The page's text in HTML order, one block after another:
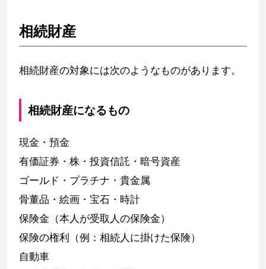
相続財産
相続財産の対象には次のようなものがあります。
相続財産になるもの
現金・預金
有価証券・株・投資信託・暗号資産
ゴールド・プラチナ・貴金属
骨董品・絵画・宝石・時計
保険金（本人が受取人の保険金）
保険の権利（例：相続人に掛けた保険）
自動車